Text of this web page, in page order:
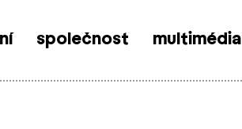
společnost multimédia